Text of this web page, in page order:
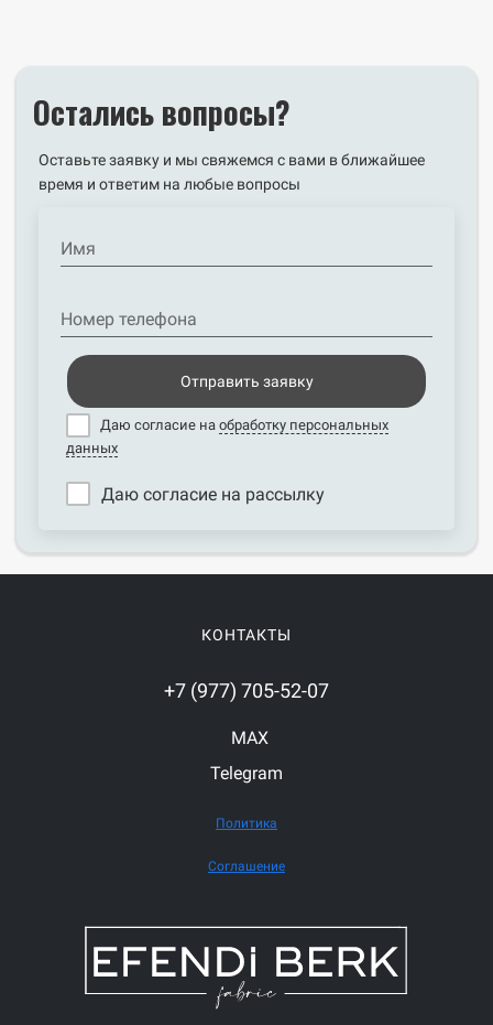
Остались вопросы?
Оставьте заявку и мы свяжемся с вами в ближайшее
время и ответим на любые вопросы
Имя
Номер телефона
Отправить заявку
Даю согласие на обработку персональных
данных
Даю согласие на рассылку
КОНТАКТЫ
+7 (977) 705-52-07
MAX
Telegram
Политика
Соглашение